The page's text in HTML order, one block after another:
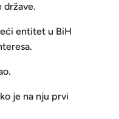
države.
entitet u BiH
je na nju prvi